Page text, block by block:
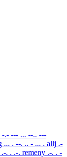
-.- --- ... --.. ---
... . --. .. - ... . allj .-
. . .-. remeny .-. . -